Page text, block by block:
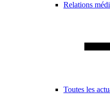
Relations
Toutes les